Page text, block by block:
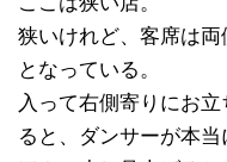
狭いけれど、客席は
となっている。
入って右側寄りにお
ると、ダンサーが本当